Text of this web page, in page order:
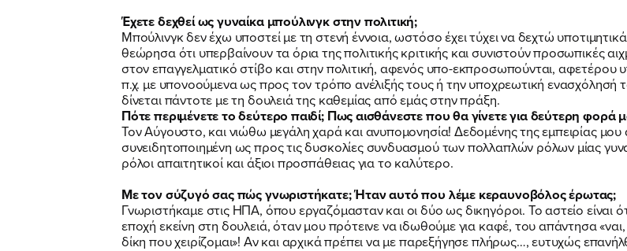
Έχετε δεχθεί ως γυναίκα μπούλινγκ στην πολιτική;
Μπούλινγκ δεν έχω υποστεί με τη στενή έννοια, ωστόσο έχει τύχει να δεχτώ
θεώρησα ότι υπερβαίνουν τα όρια της πολιτικής κριτικής και συνιστούν προσωπικές
στον επαγγελματικό στίβο και στην πολιτική, αφενός υπο-εκπροσωπούνται,
π.χ. με υπονοούμενα ως προς τον τρόπο ανέλιξής τους ή την υποχρεωτική
δίνεται πάντοτε με τη δουλειά της καθεμίας από εμάς στην πράξη.
Πότε περιμένετε το δεύτερο παιδί; Πως αισθάνεστε που θα γίνετε για δεύτερη φορά
Τον Αύγουστο, και νιώθω μεγάλη χαρά και ανυπομονησία! Δεδομένης της εμπειρίας μου
συνειδητοποιημένη ως προς τις δυσκολίες συνδυασμού των πολλαπλών ρόλων μίας
ρόλοι απαιτητικοί και άξιοι προσπάθειας για το καλύτερο.
Με τον σύζυγό σας πώς γνωριστήκατε; Ήταν αυτό που λέμε κεραυνοβόλος έρωτας;
Γνωριστήκαμε στις ΗΠΑ, όπου εργαζόμασταν και οι δύο ως δικηγόροι. Το αστείο είναι
εποχή εκείνη στη δουλειά, όταν μου πρότεινε να ιδωθούμε για καφέ, του απάντησα
δίκη που χειρίζομαι»! Αν και αρχικά πρέπει να με παρεξήγησε πλήρως…, ευτυχώς